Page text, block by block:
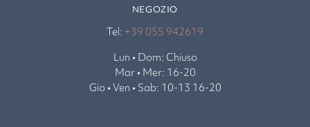
NEGOZIO
Tel: +39 055 942619
Lun • Dom: Chiuso
Mar • Mer: 16-20
Gio • Ven • Sab: 10-13 16-20